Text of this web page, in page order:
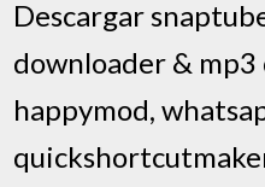
Descargar
downloader &
happymod,